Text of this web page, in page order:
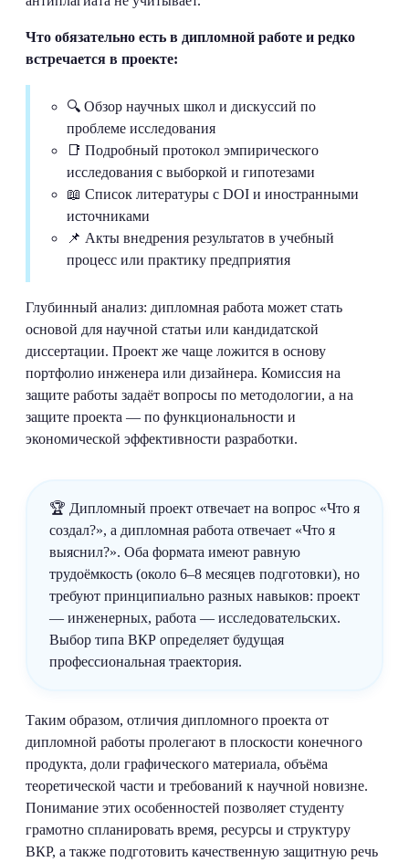
Что обязательно есть в дипломной работе и редко
встречается в проекте:
🔍 Обзор научных школ и дискуссий по
проблеме исследования
📑 Подробный протокол эмпирического
исследования с выборкой и гипотезами
📖 Список литературы с DOI и иностранными
источниками
📌 Акты внедрения результатов в учебный
процесс или практику предприятия
Глубинный анализ: дипломная работа может стать
основой для научной статьи или кандидатской
диссертации. Проект же чаще ложится в основу
портфолио инженера или дизайнера. Комиссия на
защите работы задаёт вопросы по методологии, а на
защите проекта — по функциональности и
экономической эффективности разработки.
🏆 Дипломный проект отвечает на вопрос «Что я
создал?», а дипломная работа отвечает «Что я
выяснил?». Оба формата имеют равную
трудоёмкость (около 6–8 месяцев подготовки), но
требуют принципиально разных навыков: проект
— инженерных, работа — исследовательских.
Выбор типа ВКР определяет будущая
профессиональная траектория.
Таким образом, отличия дипломного проекта от
дипломной работы пролегают в плоскости конечного
продукта, доли графического материала, объёма
теоретической части и требований к научной новизне.
Понимание этих особенностей позволяет студенту
грамотно спланировать время, ресурсы и структуру
ВКР, а также подготовить качественную защитную речь